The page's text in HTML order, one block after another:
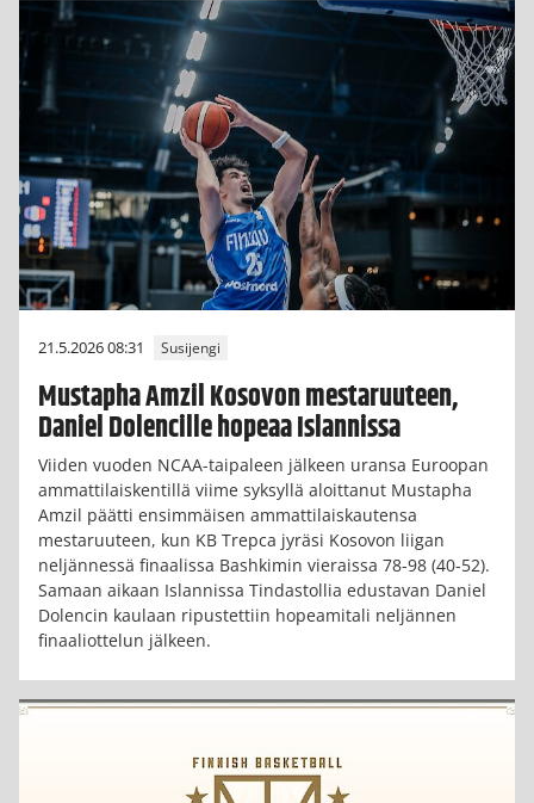
21.5.2026 08:31 Susijengi
Mustapha Amzil Kosovon mestaruuteen,
Daniel Dolencille hopeaa Islannissa
Viiden vuoden NCAA-taipaleen jälkeen uransa Euroopan
ammattilaiskentillä viime syksyllä aloittanut Mustapha
Amzil päätti ensimmäisen ammattilaiskautensa
mestaruuteen, kun KB Trepca jyräsi Kosovon liigan
neljännessä finaalissa Bashkimin vieraissa 78-98 (40-52).
Samaan aikaan Islannissa Tindastollia edustavan Daniel
Dolencin kaulaan ripustettiin hopeamitali neljännen
finaaliottelun jälkeen.